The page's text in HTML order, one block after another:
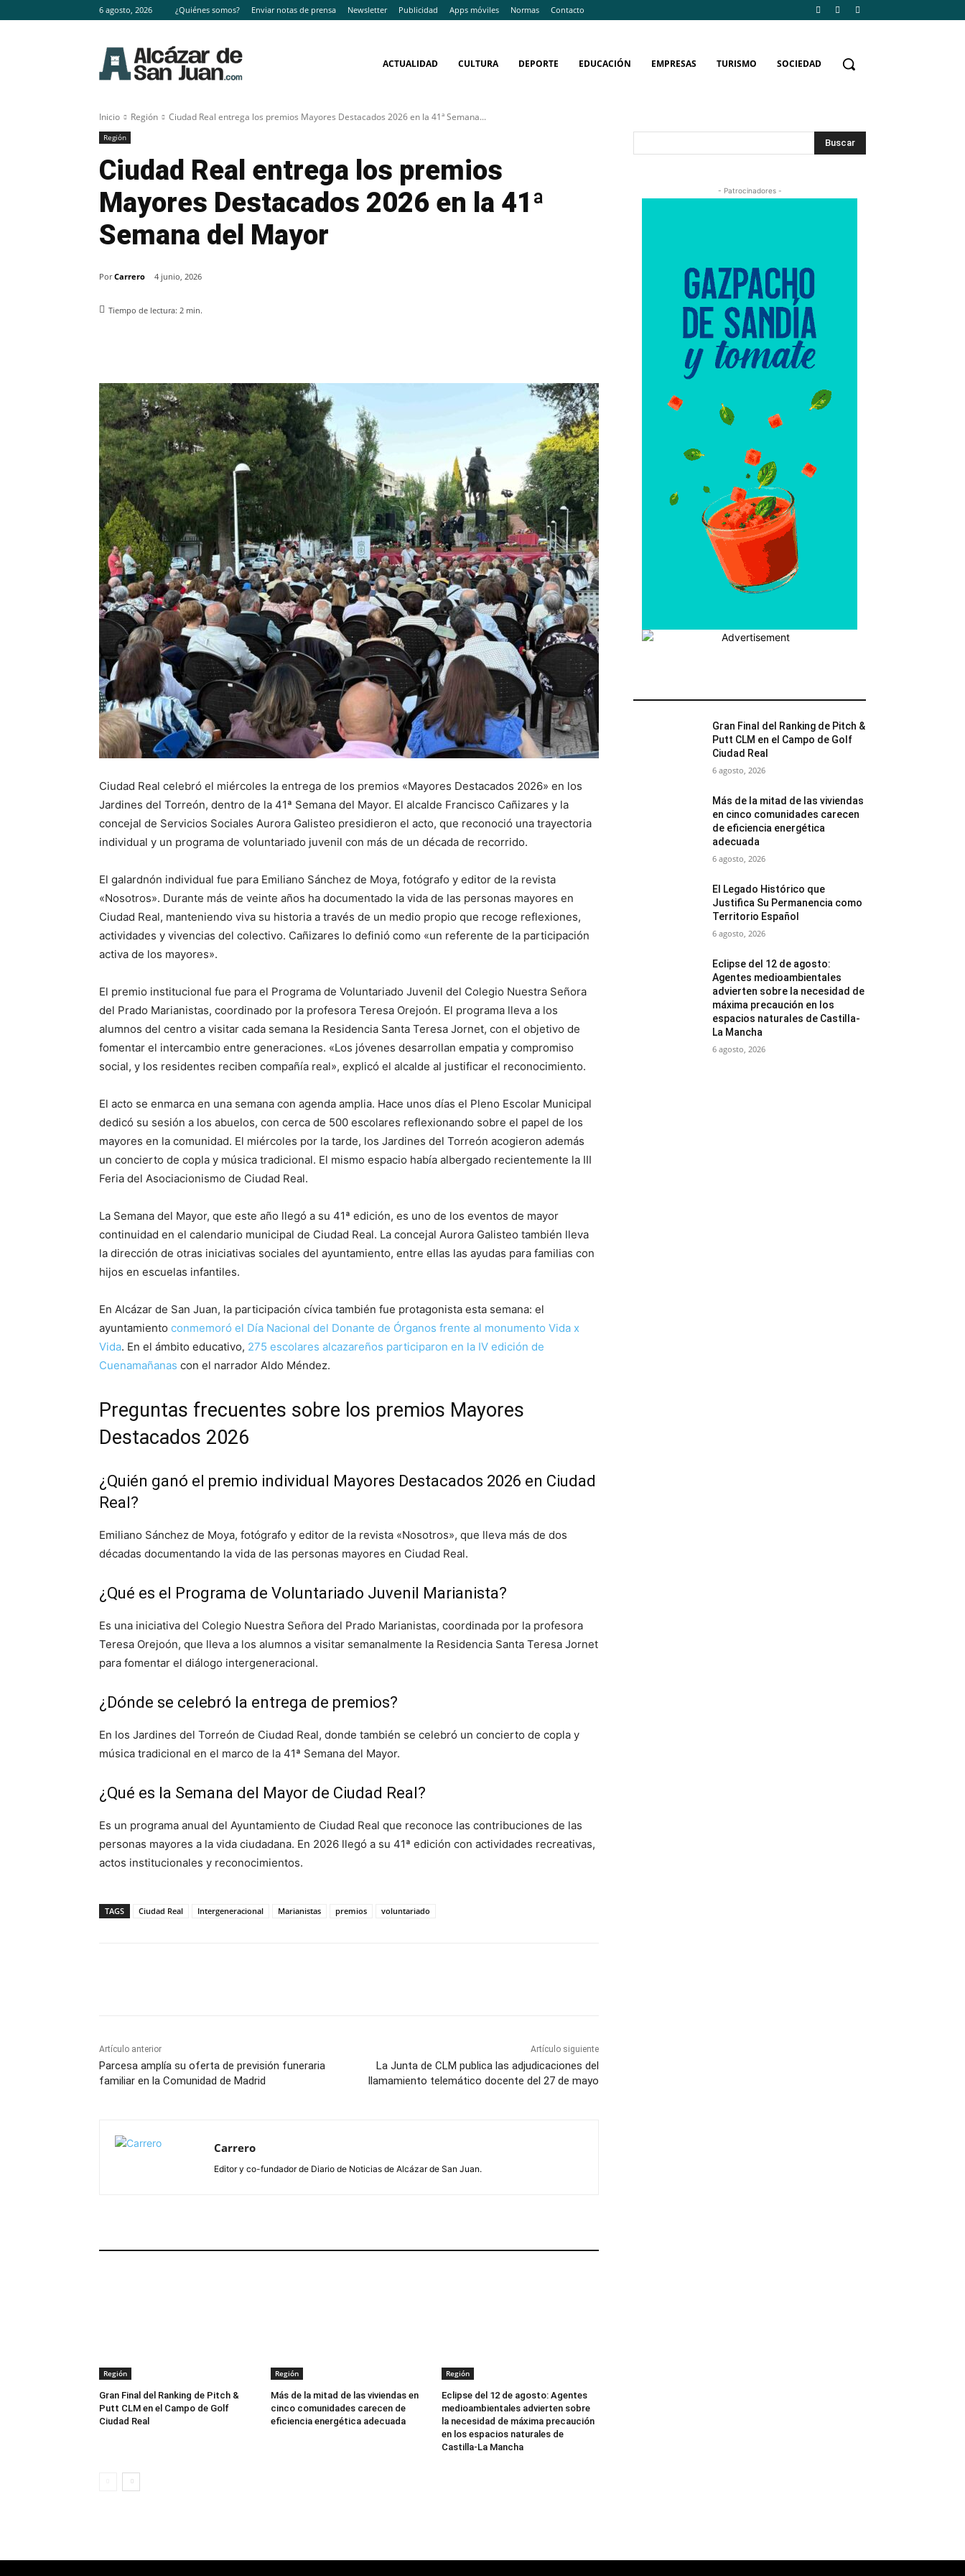
6 agosto, 2026 ¿Quiénes somos? Enviar notas de prensa Newsletter Publicidad Apps móviles Normas Contacto
ACTUALIDAD CULTURA DEPORTE EDUCACIÓN EMPRESAS TURISMO SOCIEDAD
Inicio Región Ciudad Real entrega los premios Mayores Destacados 2026 en la 41ª Semana...
Región
Ciudad Real entrega los premios
Mayores Destacados 2026 en la 41ª
Semana del Mayor
Por Carrero 4 junio, 2026
Tiempo de lectura: 2 min.
Ciudad Real celebró el miércoles la entrega de los premios «Mayores Destacados 2026» en los
Jardines del Torreón, dentro de la 41ª Semana del Mayor. El alcalde Francisco Cañizares y la
concejal de Servicios Sociales Aurora Galisteo presidieron el acto, que reconoció una trayectoria
individual y un programa de voluntariado juvenil con más de un década de recorrido.
El galardnón individual fue para Emiliano Sánchez de Moya, fotógrafo y editor de la revista
«Nosotros». Durante más de veinte años ha documentado la vida de las personas mayores en
Ciudad Real, manteniendo viva su historia a través de un medio propio que recoge reflexiones,
actividades y vivencias del colectivo. Cañizares lo definió como «un referente de la participación
activa de los mayores».
El premio institucional fue para el Programa de Voluntariado Juvenil del Colegio Nuestra Señora
del Prado Marianistas, coordinado por la profesora Teresa Orejoón. El programa lleva a los
alumnos del centro a visitar cada semana la Residencia Santa Teresa Jornet, con el objetivo de
fomentar el intercambio entre generaciones. «Los jóvenes desarrollan empatia y compromiso
social, y los residentes reciben compañía real», explicó el alcalde al justificar el reconocimiento.
El acto se enmarca en una semana con agenda amplia. Hace unos días el Pleno Escolar Municipal
dedicó su sesión a los abuelos, con cerca de 500 escolares reflexionando sobre el papel de los
mayores en la comunidad. El miércoles por la tarde, los Jardines del Torreón acogieron además
un concierto de copla y música tradicional. El mismo espacio había albergado recientemente la III
Feria del Asociacionismo de Ciudad Real.
La Semana del Mayor, que este año llegó a su 41ª edición, es uno de los eventos de mayor
continuidad en el calendario municipal de Ciudad Real. La concejal Aurora Galisteo también lleva
la dirección de otras iniciativas sociales del ayuntamiento, entre ellas las ayudas para familias con
hijos en escuelas infantiles.
En Alcázar de San Juan, la participación cívica también fue protagonista esta semana: el
ayuntamiento conmemoró el Día Nacional del Donante de Órganos frente al monumento Vida x
Vida. En el ámbito educativo, 275 escolares alcazareños participaron en la IV edición de
Cuenamañanas con el narrador Aldo Méndez.
Preguntas frecuentes sobre los premios Mayores
Destacados 2026
¿Quién ganó el premio individual Mayores Destacados 2026 en Ciudad
Real?
Emiliano Sánchez de Moya, fotógrafo y editor de la revista «Nosotros», que lleva más de dos
décadas documentando la vida de las personas mayores en Ciudad Real.
¿Qué es el Programa de Voluntariado Juvenil Marianista?
Es una iniciativa del Colegio Nuestra Señora del Prado Marianistas, coordinada por la profesora
Teresa Orejoón, que lleva a los alumnos a visitar semanalmente la Residencia Santa Teresa Jornet
para fomentar el diálogo intergeneracional.
¿Dónde se celebró la entrega de premios?
En los Jardines del Torreón de Ciudad Real, donde también se celebró un concierto de copla y
música tradicional en el marco de la 41ª Semana del Mayor.
¿Qué es la Semana del Mayor de Ciudad Real?
Es un programa anual del Ayuntamiento de Ciudad Real que reconoce las contribuciones de las
personas mayores a la vida ciudadana. En 2026 llegó a su 41ª edición con actividades recreativas,
actos institucionales y reconocimientos.
TAGS Ciudad Real Intergeneracional Marianistas premios voluntariado
Artículo anterior
Parcesa amplía su oferta de previsión funeraria
familiar en la Comunidad de Madrid
Artículo siguiente
La Junta de CLM publica las adjudicaciones del
llamamiento telemático docente del 27 de mayo
Carrero
Editor y co-fundador de Diario de Noticias de Alcázar de San Juan.
Región
Gran Final del Ranking de Pitch &
Putt CLM en el Campo de Golf
Ciudad Real
Región
Más de la mitad de las viviendas en
cinco comunidades carecen de
eficiencia energética adecuada
Región
Eclipse del 12 de agosto: Agentes
medioambientales advierten sobre
la necesidad de máxima precaución
en los espacios naturales de
Castilla-La Mancha
Buscar
- Patrocinadores -
Gran Final del Ranking de Pitch &
Putt CLM en el Campo de Golf
Ciudad Real
6 agosto, 2026
Más de la mitad de las viviendas
en cinco comunidades carecen
de eficiencia energética
adecuada
6 agosto, 2026
El Legado Histórico que
Justifica Su Permanencia como
Territorio Español
6 agosto, 2026
Eclipse del 12 de agosto:
Agentes medioambientales
advierten sobre la necesidad de
máxima precaución en los
espacios naturales de Castilla-
La Mancha
6 agosto, 2026